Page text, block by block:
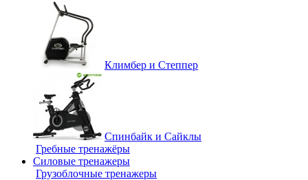
Климбер и Степпер
Спинбайк и Сайклы
Гребные тренажёры
Силовые тренажеры
Грузоблочные тренажеры